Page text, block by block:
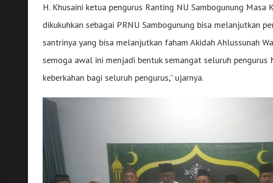
H. Khusaini ketua pengurus Ranting NU Sambogunung
dikukuhkan sebagai PRNU Sambogunung bisa melanjutkan
santrinya yang bisa melanjutkan faham Akidah Ahlussunah
semoga awal ini menjadi bentuk semangat seluruh pengurus
keberkahan bagi seluruh pengurus,” ujarnya.